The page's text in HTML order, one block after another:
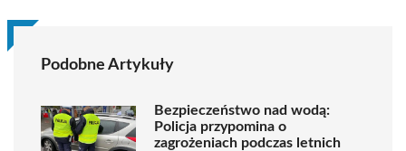
Podobne Artykuły
Bezpieczeństwo nad wodą:
Policja przypomina o
zagrożeniach podczas letnich